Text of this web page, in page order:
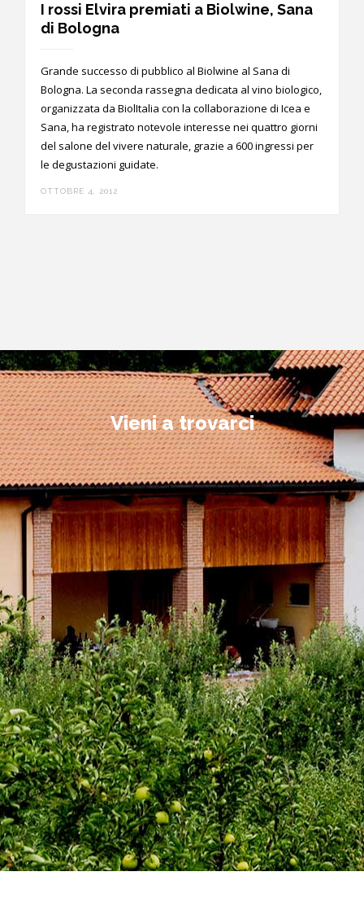
I rossi Elvira premiati a Biolwine, Sana
di Bologna
Grande successo di pubblico al Biolwine al Sana di
Bologna. La seconda rassegna dedicata al vino biologico,
organizzata da BiolItalia con la collaborazione di Icea e
Sana, ha registrato notevole interesse nei quattro giorni
del salone del vivere naturale, grazie a 600 ingressi per
le degustazioni guidate.
OTTOBRE 4, 2012
Vieni a trovarci